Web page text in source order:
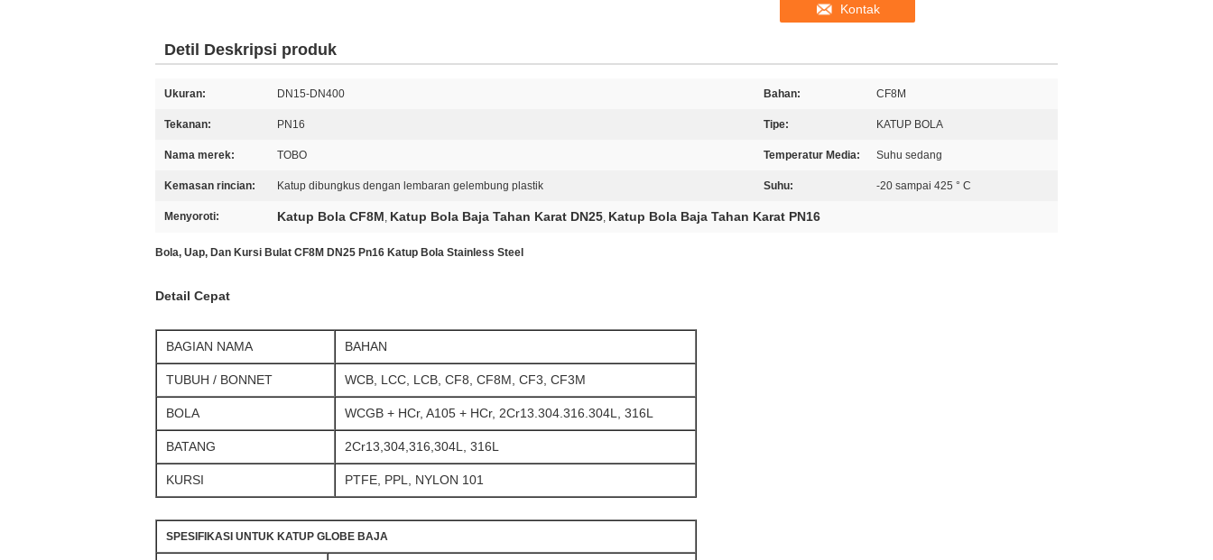
Kontak
Detil Deskripsi produk
Ukuran: DN15-DN400 Bahan: CF8M
Tekanan: PN16 Tipe: KATUP BOLA
Nama merek: TOBO Temperatur Media: Suhu sedang
Kemasan rincian: Katup dibungkus dengan lembaran gelembung plastik Suhu: -20 sampai 425 ° C
Menyoroti: Katup Bola CF8M, Katup Bola Baja Tahan Karat DN25, Katup Bola Baja Tahan Karat PN16
Bola, Uap, Dan Kursi Bulat CF8M DN25 Pn16 Katup Bola Stainless Steel
Detail Cepat
BAGIAN NAMA BAHAN
TUBUH / BONNET WCB, LCC, LCB, CF8, CF8M, CF3, CF3M
BOLA WCGB + HCr, A105 + HCr, 2Cr13.304.316.304L, 316L
BATANG 2Cr13,304,316,304L, 316L
KURSI PTFE, PPL, NYLON 101
SPESIFIKASI UNTUK KATUP GLOBE BAJA